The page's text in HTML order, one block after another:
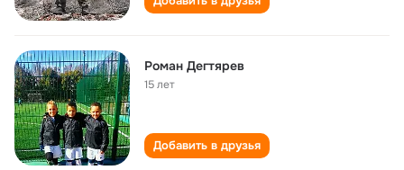
Роман Дегтярев
15 лет
Добавить в друзья